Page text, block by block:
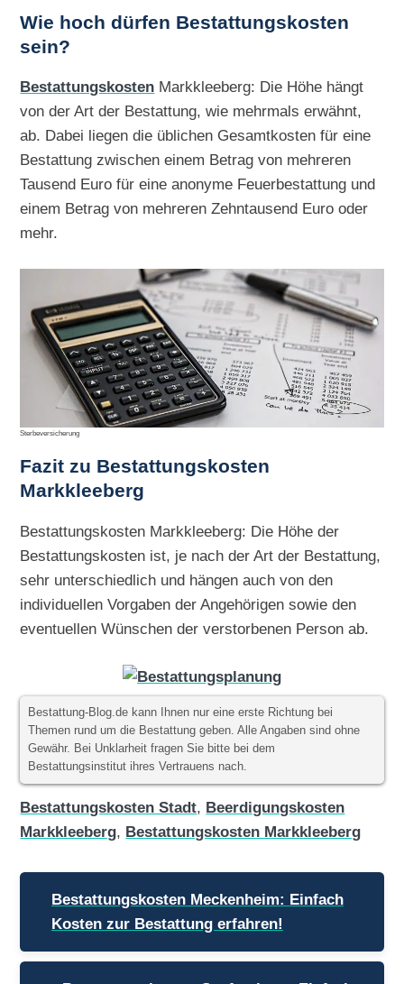
Wie hoch dürfen Bestattungskosten
sein?
Bestattungskosten Markkleeberg: Die Höhe hängt
von der Art der Bestattung, wie mehrmals erwähnt,
ab. Dabei liegen die üblichen Gesamtkosten für eine
Bestattung zwischen einem Betrag von mehreren
Tausend Euro für eine anonyme Feuerbestattung und
einem Betrag von mehreren Zehntausend Euro oder
mehr.
Sterbeversicherung
Fazit zu Bestattungskosten
Markkleeberg
Bestattungskosten Markkleeberg: Die Höhe der
Bestattungskosten ist, je nach der Art der Bestattung,
sehr unterschiedlich und hängen auch von den
individuellen Vorgaben der Angehörigen sowie den
eventuellen Wünschen der verstorbenen Person ab.
Bestattung-Blog.de kann Ihnen nur eine erste Richtung bei
Themen rund um die Bestattung geben. Alle Angaben sind ohne
Gewähr. Bei Unklarheit fragen Sie bitte bei dem
Bestattungsinstitut ihres Vertrauens nach.
Bestattungskosten Stadt, Beerdigungskosten
Markkleeberg, Bestattungskosten Markkleeberg
Beitragsnavigation
Bestattungskosten Meckenheim: Einfach
Kosten zur Bestattung erfahren!